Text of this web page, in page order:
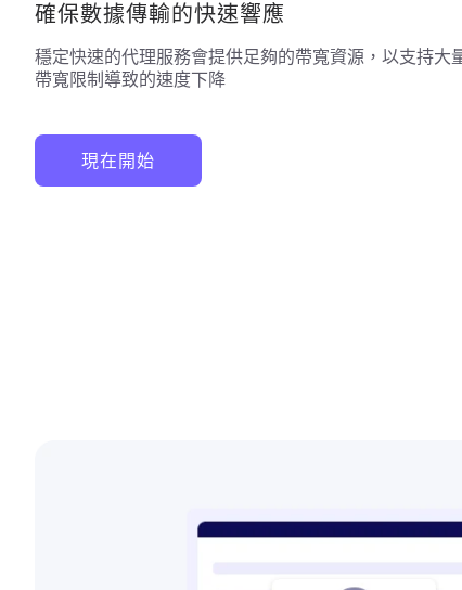
確保數據傳輸的快速響應
穩定快速的代理服務會提供足夠的帶寬資源，以支持大
帶寬限制導致的速度下降
現在開始